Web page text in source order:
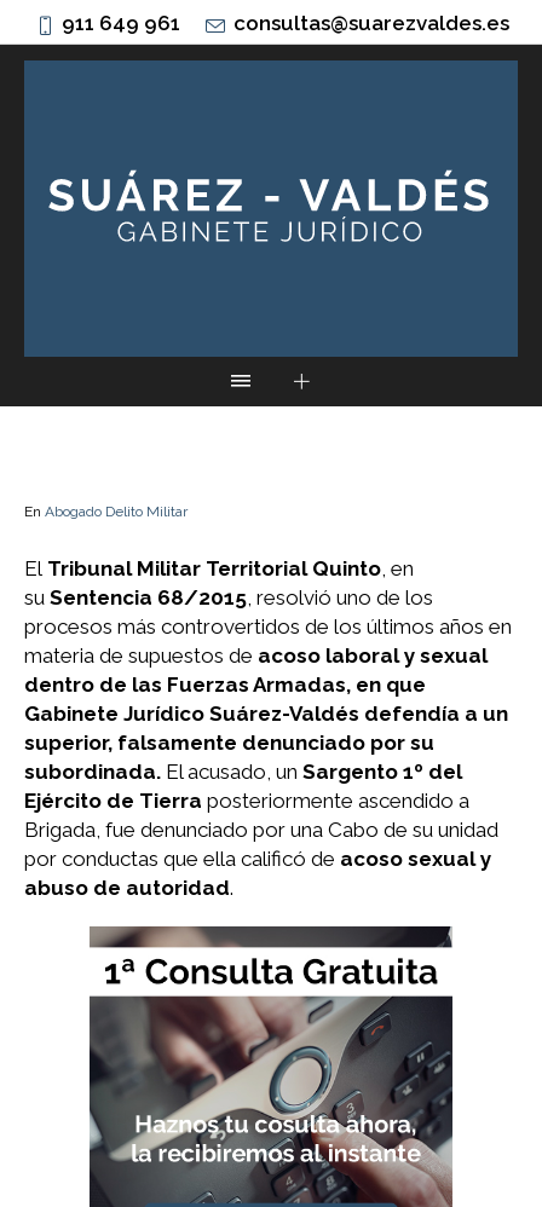
911 649 961 consultas@suarezvaldes.es
En Abogado Delito Militar
El Tribunal Militar Territorial Quinto , en
su Sentencia 68/2015 , resolvió uno de los
procesos más controvertidos de los últimos años en
materia de supuestos de acoso laboral y sexual
dentro de las Fuerzas Armadas, en que
Gabinete Jurídico Suárez-Valdés defendía a un
superior, falsamente denunciado por su
subordinada. El acusado, un Sargento 1º del
Ejército de Tierra posteriormente ascendido a
Brigada, fue denunciado por una Cabo de su unidad
por conductas que ella calificó de acoso sexual y
abuso de autoridad.